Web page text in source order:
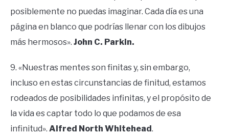
posiblemente no puedas imaginar. Cada día es una
página en blanco que podrías llenar con los dibujos
más hermosos». John C. Parkin.
9. «Nuestras mentes son finitas y, sin embargo,
incluso en estas circunstancias de finitud, estamos
rodeados de posibilidades infinitas, y el propósito de
la vida es captar todo lo que podamos de esa
infinitud». Alfred North Whitehead .